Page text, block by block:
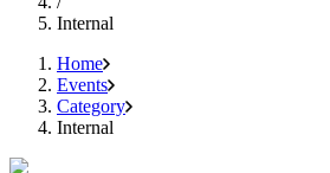
Internal
Home
Events
Category
Internal